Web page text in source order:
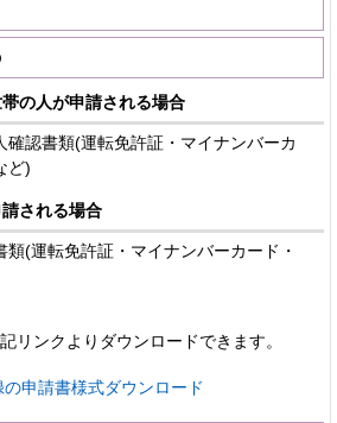
の人が申請される場合
確認書類(運転免許証・マイナンバーカ
ど)
請される場合
類(運転免許証・マイナンバーカード・
リンクよりダウンロードできます。
申請書様式ダウンロード